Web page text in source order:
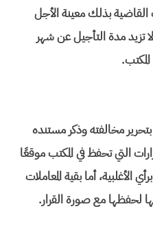
القاضية بذلك معينة الأجل
تزيد مدة التأجيل عن شهر
مخالفته وذكر مستنده
التي تحفظ في المكتب موقعًا
أما بقية المعاملات
لحفظها مع صورة القرار.